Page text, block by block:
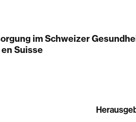
im Schweizer
Suisse